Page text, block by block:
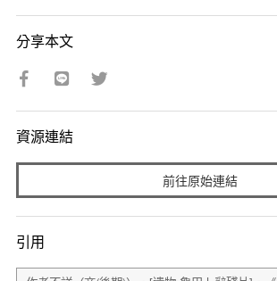
分享本文
資源連結
前往原始連結
引用